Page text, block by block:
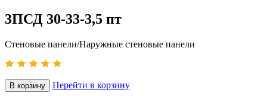
3ПСД 30-33-3,5 пт
Стеновые панели/Наружные стеновые панели
В корзину Перейти в корзину